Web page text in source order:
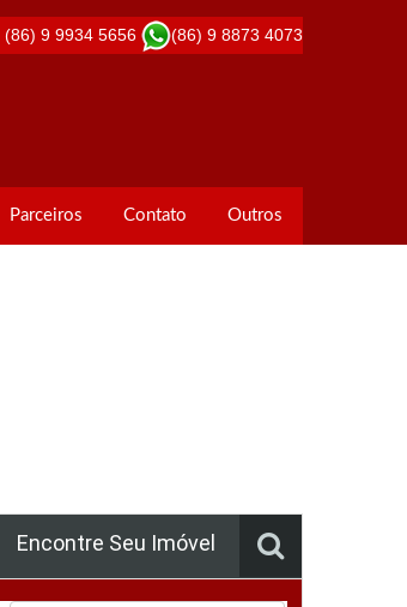
(86) 9 9934 5656 (86) 9 8873 4073
Parceiros Contato Outros
Encontre Seu Imóvel